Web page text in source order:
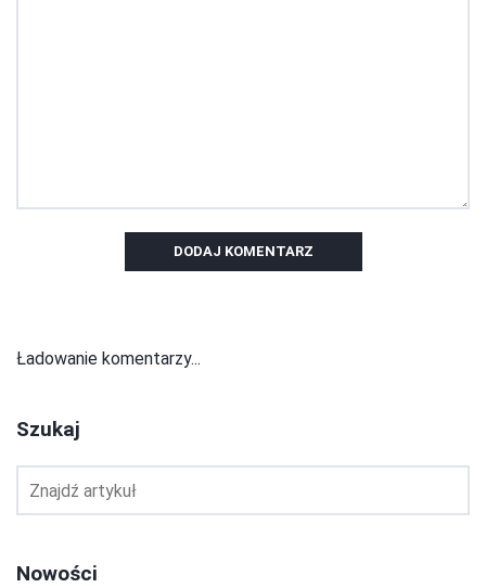
DODAJ KOMENTARZ
Ładowanie komentarzy...
Szukaj
Nowości